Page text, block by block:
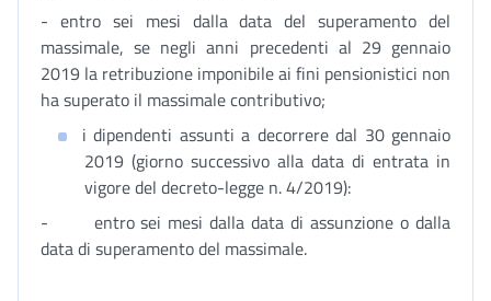
- entro sei mesi dalla data del superamento del
massimale, se negli anni precedenti al 29 gennaio
2019 la retribuzione imponibile ai fini pensionistici non
ha superato il massimale contributivo;
i dipendenti assunti a decorrere dal 30 gennaio
2019 (giorno successivo alla data di entrata in
vigore del decreto-legge n. 4/2019):
- entro sei mesi dalla data di assunzione o dalla
data di superamento del massimale.